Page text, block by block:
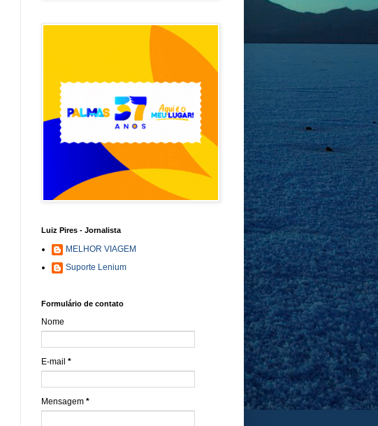
Luiz Pires - Jornalista
MELHOR VIAGEM
Suporte Lenium
Formulário de contato
Nome
E-mail *
Mensagem *